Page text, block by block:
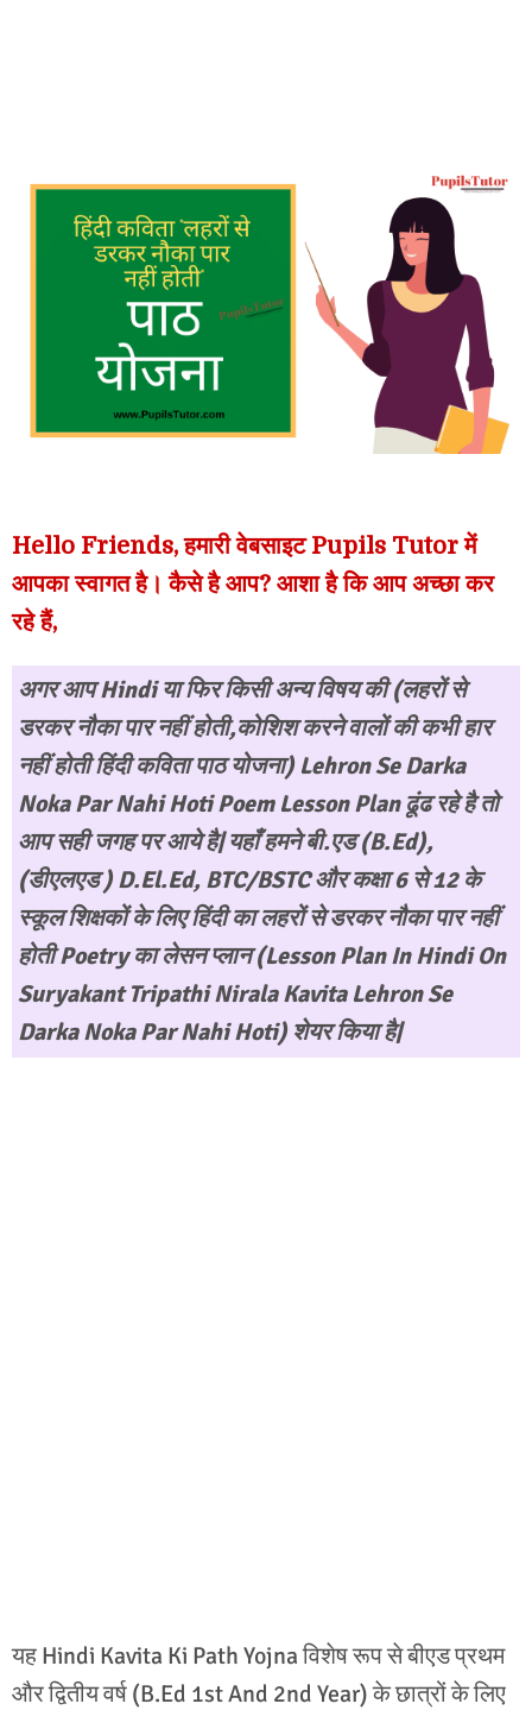
Hello Friends, हमारी वेबसाइट Pupils Tutor में
आपका स्वागत है। कैसे है आप? आशा है कि आप अच्छा कर
रहे हैं,
अगर आप Hindi या फिर किसी अन्य विषय की (लहरों से
डरकर नौका पार नहीं होती,कोशिश करने वालों की कभी हार
नहीं होती हिंदी कविता पाठ योजना) Lehron Se Darka
Noka Par Nahi Hoti Poem Lesson Planढूंढ रहे है तो
आप सही जगह पर आये है| यहाँ हमने बी.एड (B.Ed),
(डीएलएड ) D.El.Ed, BTC/BSTC और कक्षा 6 से 12 के
स्कूल शिक्षकों के लिए हिंदी का लहरों से डरकर नौका पार नहीं
होती Poetry का लेसन प्लान (Lesson Plan In Hindi On
Suryakant Tripathi Nirala Kavita Lehron Se
Darka Noka Par Nahi Hoti) शेयर किया है|
यह Hindi Kavita Ki Path Yojna विशेष रूप से बीएड प्रथम
और द्वितीय वर्ष (B.Ed 1st And 2nd Year) के छात्रों के लिए